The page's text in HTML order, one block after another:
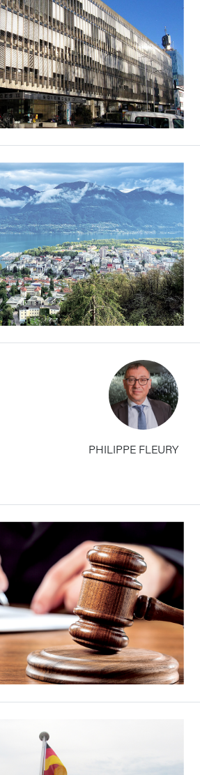
PHILIPPE FLEURY